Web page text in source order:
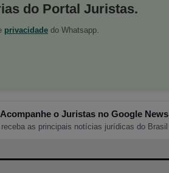
do Portal Juristas.
privacidade do Whatsapp.
Acompanhe o Juristas no Google News
receba as principais notícias jurídicas do Brasil